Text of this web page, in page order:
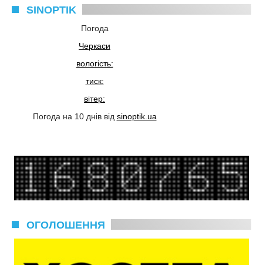
SINOPTIK
Погода
Черкаси
вологість:
тиск:
вітер:
Погода на 10 днів від sinoptik.ua
ОГОЛОШЕННЯ